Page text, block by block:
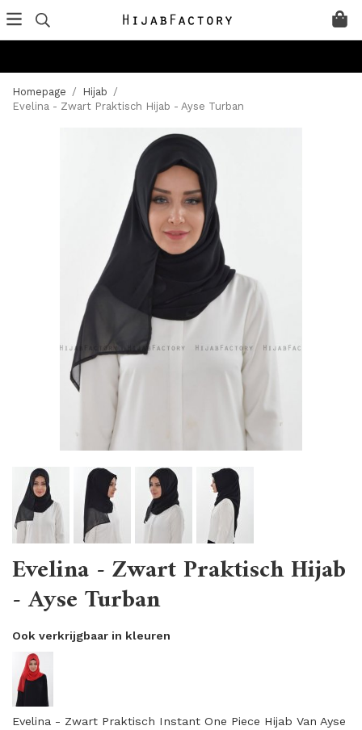
Homepage / Hijab /
Evelina - Zwart Praktisch Hijab - Ayse Turban
Evelina - Zwart Praktisch Hijab
- Ayse Turban
Ook verkrijgbaar in kleuren
Evelina - Zwart Praktisch Instant One Piece Hijab Van Ayse